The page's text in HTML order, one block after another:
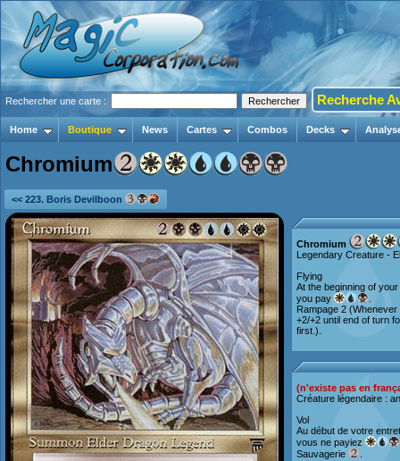
Rechercher une carte : Recherche
Home Boutique News Cartes Combos Decks
Chromium
<< 223. Boris Devilboon
Chromium
Legendary Creature -
Flying
At the beginning of
you pay
Rampage 2
+2/+2 until end of turn
first.).
(n'existe pas en
Créature légendaire :
Vol
Au début de votre
vous ne payiez
Sauvagerie